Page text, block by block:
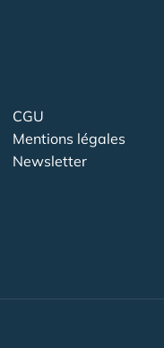
CGU
Mentions légales
Newsletter